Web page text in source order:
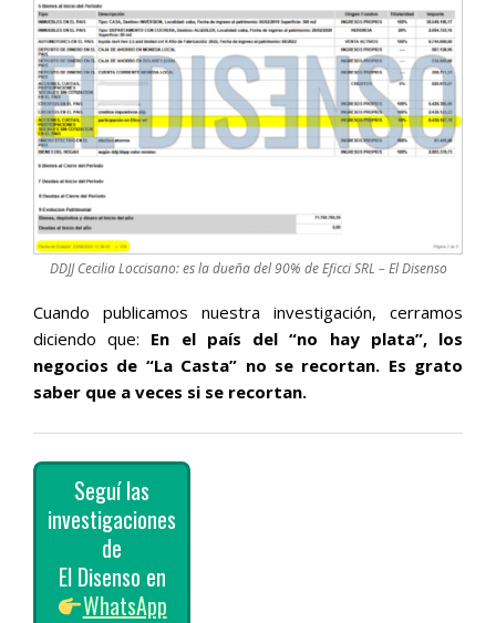
DDJJ Cecilia Loccisano: es la dueña del 90% de Eficci SRL – El Disenso
Cuando publicamos nuestra investigación, cerramos
diciendo que: En el país del “no hay plata”, los
negocios de “La Casta” no se recortan. Es grato
saber que a veces si se recortan.
Seguí las
investigaciones
de
El Disenso en
WhatsApp